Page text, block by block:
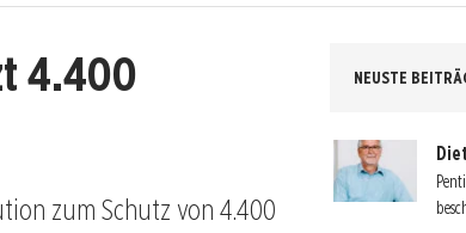
4.400
zum Schutz von 4.400
NEUSTE